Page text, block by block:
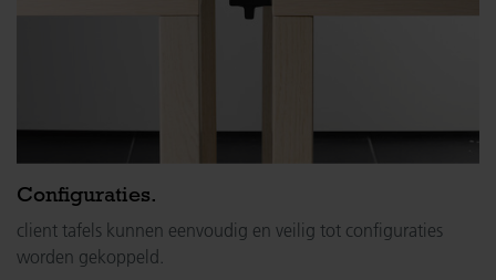
Configuraties.
client tafels kunnen eenvoudig en veilig tot configuraties
worden gekoppeld.